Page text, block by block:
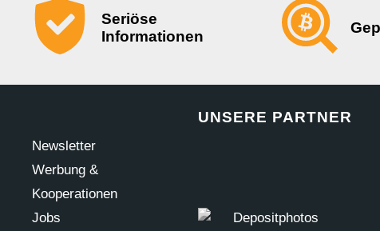
Seriöse
Informationen
Newsletter
Werbung &
Kooperationen
Jobs
UNSERE PARTNER